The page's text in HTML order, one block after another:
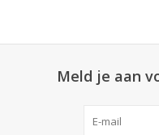
Meld je aan